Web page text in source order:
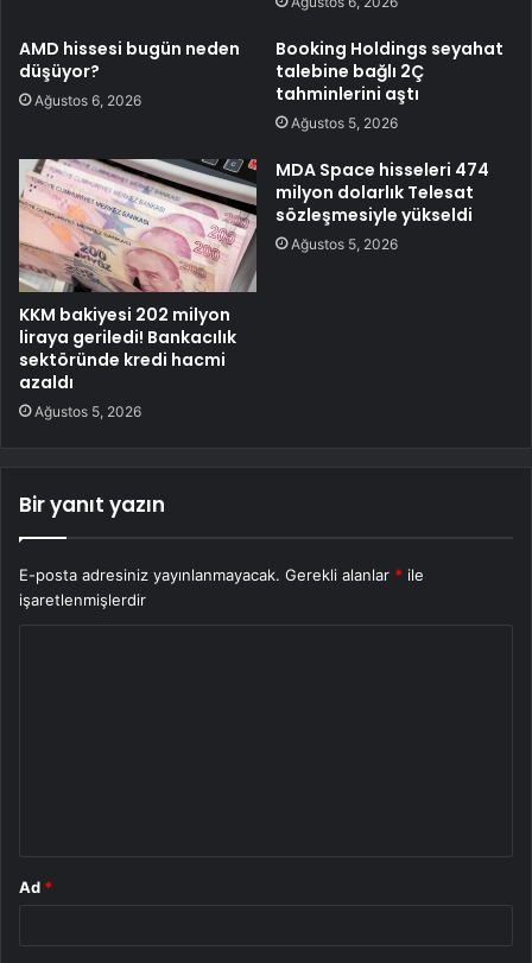
AMD hissesi bugün neden
düşüyor?
Ağustos 6, 2026
Booking Holdings seyahat
talebine bağlı 2Ç
tahminlerini aştı
Ağustos 5, 2026
KKM bakiyesi 202 milyon
liraya geriledi! Bankacılık
sektöründe kredi hacmi
azaldı
Ağustos 5, 2026
MDA Space hisseleri 474
milyon dolarlık Telesat
sözleşmesiyle yükseldi
Ağustos 5, 2026
Bir yanıt yazın
E-posta adresiniz yayınlanmayacak. Gerekli alanlar * ile
işaretlenmişlerdir
Ad *